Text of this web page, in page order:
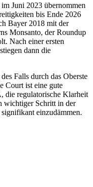
Juni 2023 übernommen
bis Ende 2026
Bayer 2018 mit der
Monsanto, der Roundup
Nach einer ersten
dann die
Falls durch das Oberste
Court ist eine gute
die regulatorische Klarheit
wichtiger Schritt in der
einzudämmen.